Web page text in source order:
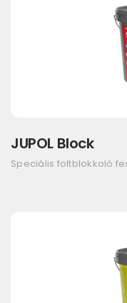
JUPOL Block
Speciális foltblokkoló